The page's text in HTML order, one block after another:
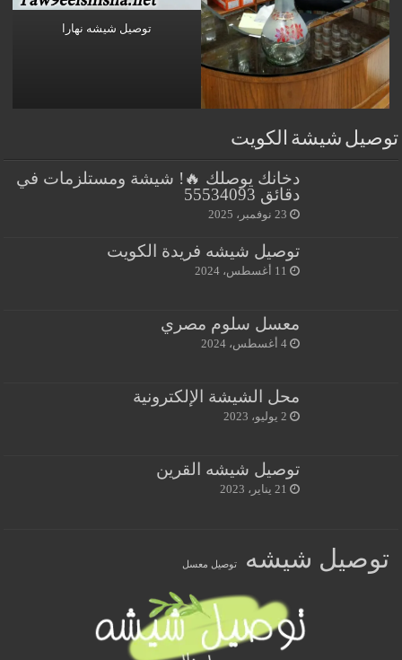
توصيل شيشه نهارا
توصيل شيشة الكويت
دخانك يوصلك 🔥! شيشة ومستلزمات في
دقائق 55534093
23 نوفمبر، 2025
توصيل شيشه فريدة الكويت
11 أغسطس، 2024
معسل سلوم مصري
4 أغسطس، 2024
محل الشيشة الإلكترونية
2 يوليو، 2023
توصيل شيشه القرين
21 يناير، 2023
توصيل شيشه توصيل معسل